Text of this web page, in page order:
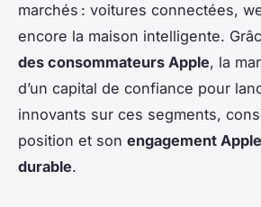
marchés : voitures connectées,
encore la maison intelligente.
des consommateurs Apple, la
d’un capital de confiance pour
innovants sur ces segments,
position et son engagement
durable.